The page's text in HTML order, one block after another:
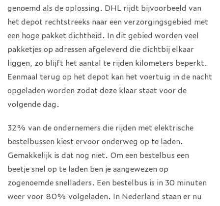
genoemd als de oplossing. DHL rijdt bijvoorbeeld van
het depot rechtstreeks naar een verzorgingsgebied met
een hoge pakket dichtheid. In dit gebied worden veel
pakketjes op adressen afgeleverd die dichtbij elkaar
liggen, zo blijft het aantal te rijden kilometers beperkt.
Eenmaal terug op het depot kan het voertuig in de nacht
opgeladen worden zodat deze klaar staat voor de
volgende dag.
32% van de ondernemers die rijden met elektrische
bestelbussen kiest ervoor onderweg op te laden.
Gemakkelijk is dat nog niet. Om een bestelbus een
beetje snel op te laden ben je aangewezen op
zogenoemde snelladers. Een bestelbus is in 30 minuten
weer voor 80% volgeladen. In Nederland staan er nu